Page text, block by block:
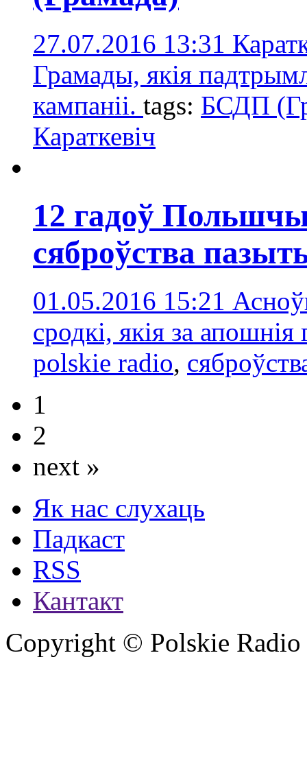
27.07.2016 13:31
Грамады, якія
кампаніі. tags: БСДП
Караткевіч
12 гадоў
сяброўства
01.05.2016 15:21
сродкі, якія за
polskie radio,
1
2
next »
Як нас слухаць
Падкаст
RSS
Кантакт
Copyright © Polskie